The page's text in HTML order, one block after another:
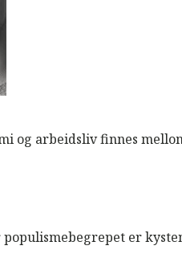
og arbeidsliv finnes
er